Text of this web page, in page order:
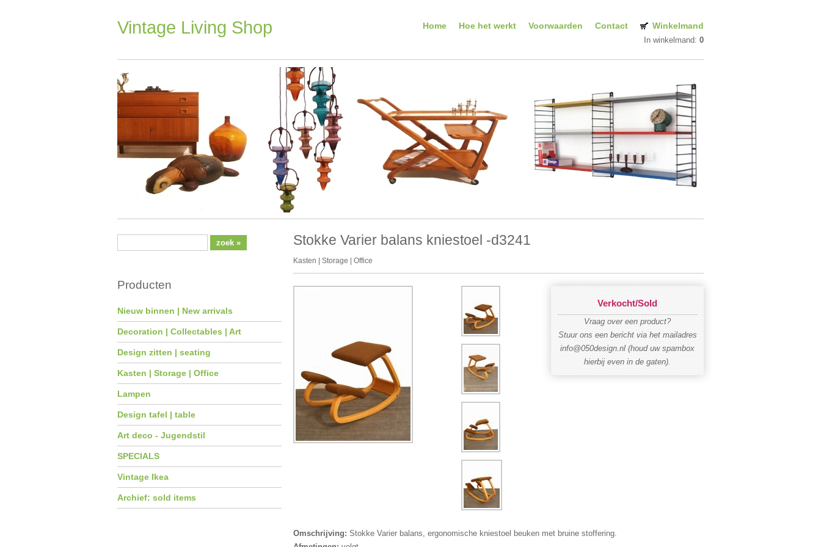
Vintage Living Shop Home Hoe het werkt Voorwaarden Contact Winkelmand
In winkelmand: 0
Producten
Nieuw binnen | New arrivals
Decoration | Collectables | Art
Design zitten | seating
Kasten | Storage | Office
Lampen
Design tafel | table
Art deco - Jugendstil
SPECIALS
Vintage Ikea
Archief: sold items
Stokke Varier balans kniestoel -d3241
Kasten | Storage | Office
Verkocht/Sold
Vraag over een product?
Stuur ons een bericht via het mailadres
info@050design.nl (houd uw spambox
hierbij even in de gaten).
Omschrijving: Stokke Varier balans, ergonomische kniestoel beuken met bruine stoffering.